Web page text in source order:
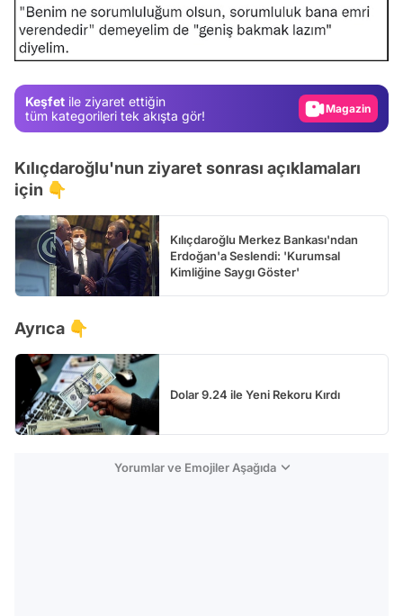
Keşfet ile ziyaret ettiğin
tüm kategorileri tek akışta gör!
Gündem
Magazin
Video
Kılıçdaroğlu'nun ziyaret sonrası açıklamaları
için 👇
Kılıçdaroğlu Merkez Bankası'ndan
Erdoğan'a Seslendi: 'Kurumsal
Kimliğine Saygı Göster'
Ayrıca 👇
Dolar 9.24 ile Yeni Rekoru Kırdı
Yorumlar ve Emojiler Aşağıda